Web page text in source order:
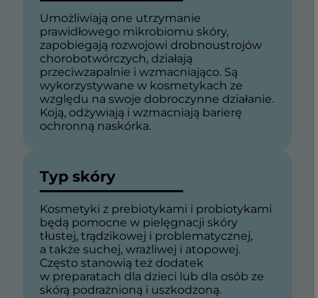
Umożliwiają one utrzymanie
prawidłowego mikrobiomu skóry,
zapobiegają rozwojowi drobnoustrojów
chorobotwórczych, działają
przeciwzapalnie i wzmacniająco. Są
wykorzystywane w kosmetykach ze
względu na swoje dobroczynne działanie.
Koją, odżywiają i wzmacniają barierę
ochronną naskórka.
Typ skóry
Kosmetyki z prebiotykami i probiotykami
będą pomocne w pielęgnacji skóry
tłustej, trądzikowej i problematycznej,
a także suchej, wrażliwej i atopowej.
Często stanowią też dodatek
w preparatach dla dzieci lub dla osób ze
skórą podrażnioną i uszkodzoną.